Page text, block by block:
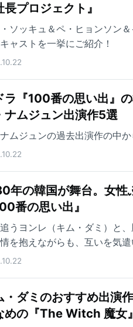
長プロジェクト』
ソッキュ＆ペ・ヒョンソン
ャストを一挙にご紹介！
ラ『100番の思い出』
ナムジュン出演作5選
ムジュンの過去出演作の中
年の韓国が舞台。女性
番の思い出』
うヨンレ（キム・ダミ）と
を抱えながらも、互いを気
・ダミのおすすめ出演
めの『The Witch 魔女